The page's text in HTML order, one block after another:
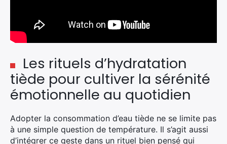
Les rituels d’hydratation
tiède pour cultiver la sérénité
émotionnelle au quotidien
Adopter la consommation d’eau tiède ne se limite pas
à une simple question de température. Il s’agit aussi
d’intégrer ce geste dans un rituel bien pensé qui
×